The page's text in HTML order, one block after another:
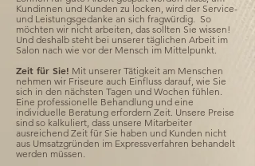
Kundinnen und Kunden zu locken, wird der Service-
und Leistungsgedanke an sich fragwürdig. So
möchten wir nicht arbeiten, das sollten Sie wissen!
Und deshalb steht bei unserer täglichen Arbeit im
Salon nach wie vor der Mensch im Mittelpunkt.
Zeit für Sie! Mit unserer Tätigkeit am Menschen
nehmen wir Friseure auch Einfluss darauf, wie Sie
sich in den nächsten Tagen und Wochen fühlen.
Eine professionelle Behandlung und eine
individuelle Beratung erfordern Zeit. Unsere Preise
sind so kalkuliert, dass unsere Mitarbeiter
ausreichend Zeit für Sie haben und Kunden nicht
aus Umsatzgründen im Expressverfahren behandelt
werden müssen.